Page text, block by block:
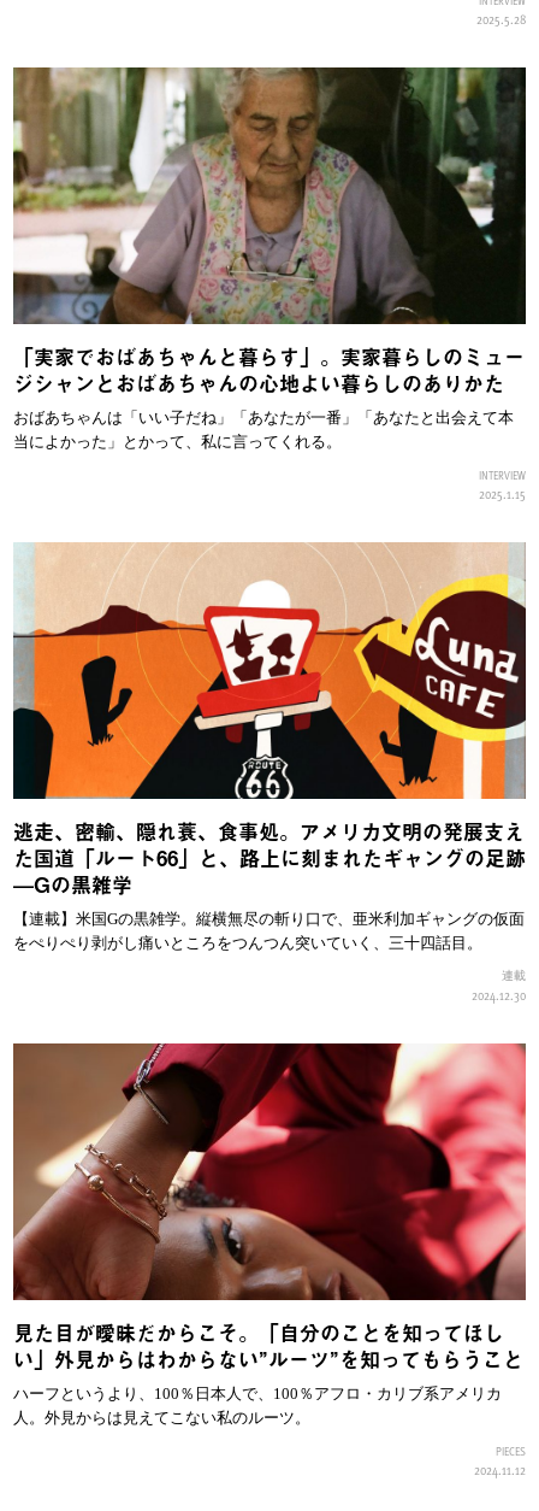
2025.5.28
「実家でおばあちゃんと暮らす」。実家暮らしのミュー
ジシャンとおばあちゃんの心地よい暮らしのありかた
おばあちゃんは「いい子だね」「あなたが一番」「あなたと出会えて本
当によかった」とかって、私に言ってくれる。
INTERVIEW
2025.1.15
逃走、密輸、隠れ蓑、食事処。アメリカ文明の発展支え
た国道「ルート66」と、路上に刻まれたギャングの足跡
—Gの黒雑学
【連載】米国Gの黒雑学。縦横無尽の斬り口で、亜米利加ギャングの仮面
をぺりぺり剥がし痛いところをつんつん突いていく、三十四話目。
連載
2024.12.30
見た目が曖昧だからこそ。「自分のことを知ってほし
い」外見からはわからない”ルーツ”を知ってもらうこと
ハーフというより、100％日本人で、100％アフロ・カリブ系アメリカ
人。外見からは見えてこない私のルーツ。
PIECES
2024.11.12